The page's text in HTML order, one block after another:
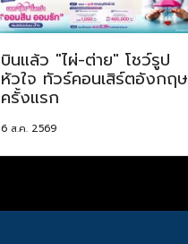
บินแล้ว "ไผ่-ต่าย" โชว์รูป
หัวใจ ทัวร์คอนเสิร์ตอังกฤษ
ครั้งแรก
6 ส.ค. 2569